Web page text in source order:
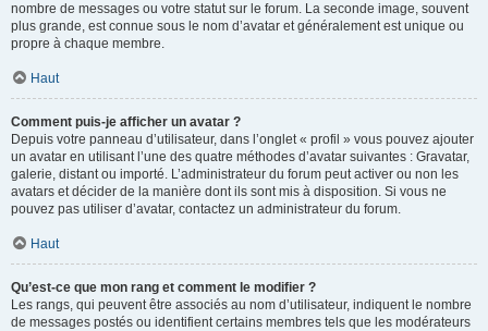
nombre de messages ou votre statut sur le forum. La seconde image, souvent
plus grande, est connue sous le nom d’avatar et généralement est unique ou
propre à chaque membre.
Haut
Comment puis-je afficher un avatar ?
Depuis votre panneau d’utilisateur, dans l’onglet « profil » vous pouvez ajouter
un avatar en utilisant l’une des quatre méthodes d’avatar suivantes : Gravatar,
galerie, distant ou importé. L’administrateur du forum peut activer ou non les
avatars et décider de la manière dont ils sont mis à disposition. Si vous ne
pouvez pas utiliser d’avatar, contactez un administrateur du forum.
Haut
Qu’est-ce que mon rang et comment le modifier ?
Les rangs, qui peuvent être associés au nom d’utilisateur, indiquent le nombre
de messages postés ou identifient certains membres tels que les modérateurs